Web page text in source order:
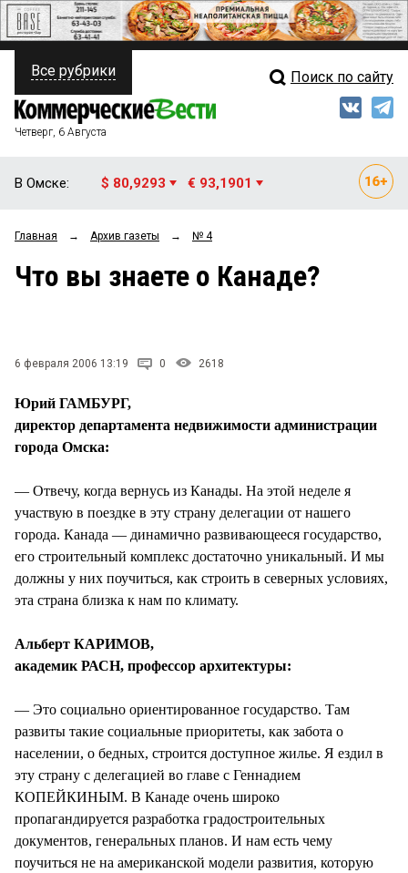
ПОЛИТИКА
ФИНАНСЫ
ОБЩЕСТВО
ЗАКОН
ПРОИСШЕСТВИЯ
СТИЛЬ ЖИЗНИ
Свежий выпуск
Рейтинги
Все рубрики Поиск по сайту
Четверг, 6 Августа
В Омске: $ 80,9293 € 93,1901
Главная → Архив газеты → № 4
Что вы знаете о Канаде?
6 февраля 2006 13:19 0 2618
Юрий ГАМБУРГ,
директор департамента недвижимости администрации
города Омска:
— Отвечу, когда вернусь из Канады. На этой неделе я
участвую в поездке в эту страну делегации от нашего
города. Канада — динамично развивающееся государство,
его строительный комплекс достаточно уникальный. И мы
должны у них поучиться, как строить в северных условиях,
эта страна близка к нам по климату.
Альберт КАРИМОВ,
академик РАСН, профессор архитектуры:
— Это социально ориентированное государство. Там
развиты такие социальные приоритеты, как забота о
населении, о бедных, строится доступное жилье. Я ездил в
эту страну с делегацией во главе с Геннадием
КОПЕЙКИНЫМ. В Канаде очень широко
пропагандируется разработка градостроительных
документов, генеральных планов. И нам есть чему
поучиться не на американской модели развития, которую